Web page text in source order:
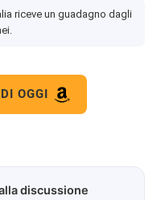
riceve un guadagno dagli
OGGI
discussione